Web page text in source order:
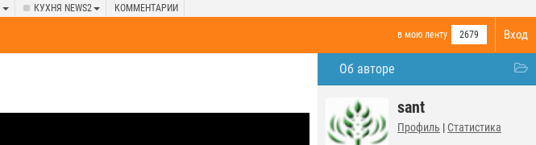
КУХНЯ NEWS2 КОММЕНТАРИИ
Вход
в мою ленту 2679
Об авторе
sant
Профиль | Статистика